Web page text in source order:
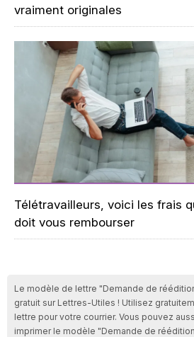
vraiment originales
Télétravailleurs, voici les frais
doit vous rembourser
Le modèle de lettre "Demande de
gratuit sur Lettres-Utiles ! Utilisez
lettre pour votre courrier. Vous pouvez
imprimer le modèle "Demande de